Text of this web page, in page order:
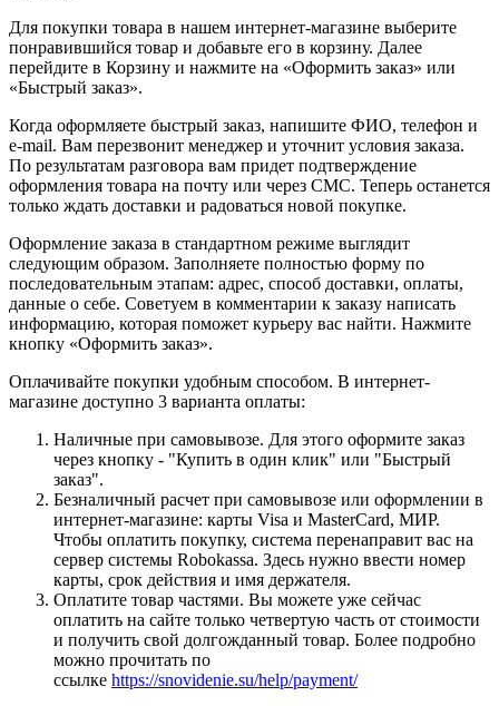
Для покупки товара в нашем интернет-магазине выберите
понравившийся товар и добавьте его в корзину. Далее
перейдите в Корзину и нажмите на «Оформить заказ» или
«Быстрый заказ».
Когда оформляете быстрый заказ, напишите ФИО, телефон и
e-mail. Вам перезвонит менеджер и уточнит условия заказа.
По результатам разговора вам придет подтверждение
оформления товара на почту или через СМС. Теперь останется
только ждать доставки и радоваться новой покупке.
Оформление заказа в стандартном режиме выглядит
следующим образом. Заполняете полностью форму по
последовательным этапам: адрес, способ доставки, оплаты,
данные о себе. Советуем в комментарии к заказу написать
информацию, которая поможет курьеру вас найти. Нажмите
кнопку «Оформить заказ».
Оплачивайте покупки удобным способом. В интернет-
магазине доступно 3 варианта оплаты:
Наличные при самовывозе. Для этого оформите заказ
через кнопку - "Купить в один клик" или "Быстрый
заказ".
Безналичный расчет при самовывозе или оформлении в
интернет-магазине: карты Visa и MasterCard, МИР.
Чтобы оплатить покупку, система перенаправит вас на
сервер системы Robokassa. Здесь нужно ввести номер
карты, срок действия и имя держателя.
Оплатите товар частями. Вы можете уже сейчас
оплатить на сайте только четвертую часть от стоимости
и получить свой долгожданный товар. Более подробно
можно прочитать по
ссылке https://snovidenie.su/help/payment/